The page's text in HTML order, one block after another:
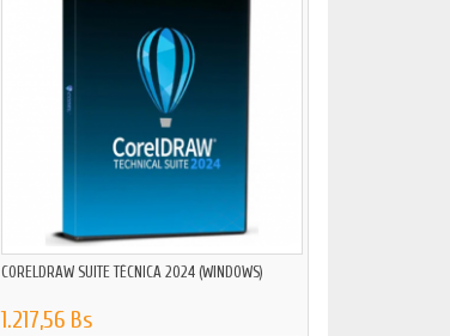
CORELDRAW SUITE TÉCNICA 2024 (WINDOWS)
1.217,56 Bs